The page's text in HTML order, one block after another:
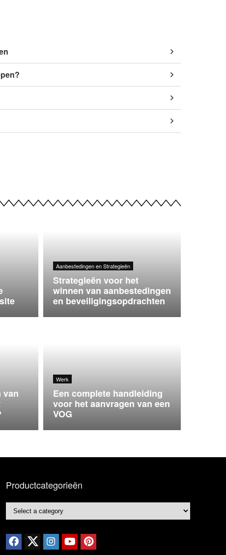
Aanbestedingen en Strategieën
Strategieën voor het
winnen van aanbestedingen
en beveiligingsopdrachten
van
Werk
Een complete handleiding
voor het aanvragen van een
VOG
Productcategorieën